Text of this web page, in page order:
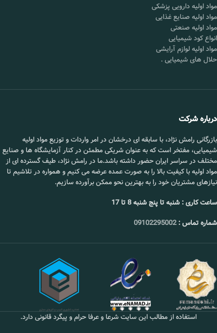
برند :
چین
قیمت :
تماس بگیرید.
محل
تحویل :
شورآباد تهران
مواد اولیه دارویی پزشکی
مواد اولیه صنایع غذایی
مواد اولیه صنعتی
انواع کود شیمیایی
مواد اولیه لوازم آرایشی
حلال های شیمیایی .
درباره شرکت
بازرگانی رامش نژاد، با سابقه ای درخشان در امر واردات و توزیع مواد اولیه
شیمیایی، مفتخر است که به عنوان شریکی مطمئن در کنار آزمایشگاه ها و صنایع
مختلف در سراسر ایران حضور داشته باشد.ما در رامش نژاد، طیف گسترده ای از
مواد اولیه با کیفیت بالا را به صورت عمده عرضه می کنیم و همواره در تلاشیم تا
نیازهای مشتریان خود را به بهترین نحو ممکن برآورده سازیم.
ساعت کاری : شنبه تا پنج شنبه 8 تا 17
شماره تماس :09102295002
استفاده از مطالب این سایت شرعا و عرفا حرام و پیگرد قانونی دارد.